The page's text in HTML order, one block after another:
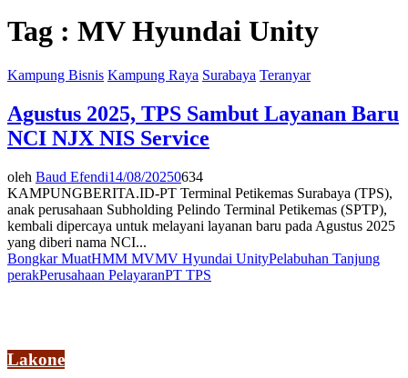
Tag : MV Hyundai Unity
Kampung Bisnis Kampung Raya Surabaya Teranyar
Agustus 2025, TPS Sambut Layanan Baru
NCI NJX NIS Service
oleh Baud Efendi14/08/20250634
KAMPUNGBERITA.ID-PT Terminal Petikemas Surabaya (TPS),
anak perusahaan Subholding Pelindo Terminal Petikemas (SPTP),
kembali dipercaya untuk melayani layanan baru pada Agustus 2025
yang diberi nama NCI...
Bongkar MuatHMM MVMV Hyundai UnityPelabuhan Tanjung
perakPerusahaan PelayaranPT TPS
Lakone